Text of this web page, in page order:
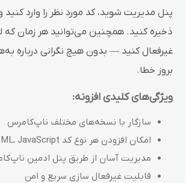
پنل مدیریت شوید، کد مورد نظر را وارد کنید
ذخیره کنید. همچنین می‌توانید هر زمان که
غیرفعال کنید — بدون هیچ نگرانی درباره
بروز خطا.
ویژگی‌های کلیدی افزونه:
سازگار با نسخه‌های مختلف ناپ‌کامرس
امکان افزودن هر نوع کد HTML، JavaScript یا CSS
مدیریت آسان از طریق پنل ادمین
قابلیت غیرفعال سازی سریع و امن